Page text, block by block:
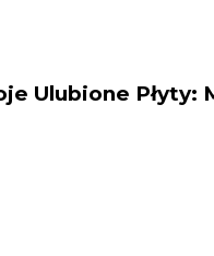
Ulubione Płyty: